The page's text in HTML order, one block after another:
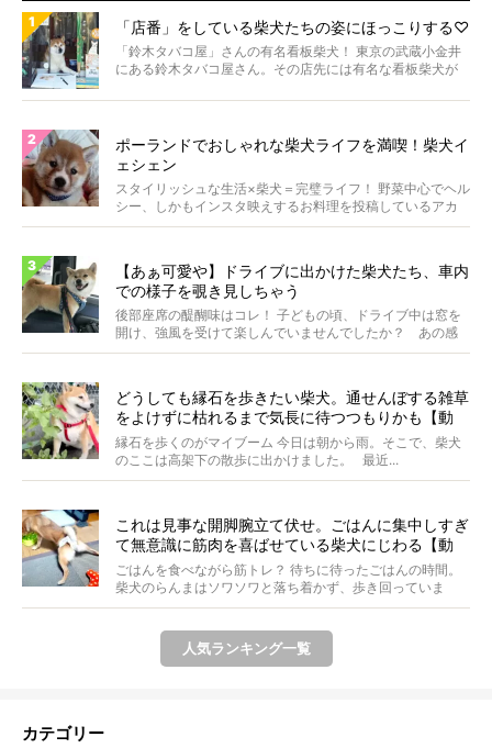
「店番」をしている柴犬たちの姿にほっこりする♡
「鈴木タバコ屋」さんの有名看板柴犬！ 東京の武蔵小金井
にある鈴木タバコ屋さん。その店先には有名な看板柴犬が
ポーランドでおしゃれな柴犬ライフを満喫！柴犬イ
ェシェン
スタイリッシュな生活×柴犬＝完璧ライフ！ 野菜中心でヘル
シー、しかもインスタ映えするお料理を投稿しているアカ
ウ...
【あぁ可愛や】ドライブに出かけた柴犬たち、車内
での様子を覗き見しちゃう
後部座席の醍醐味はコレ！ 子どもの頃、ドライブ中は窓を
開け、強風を受けて楽しんでいませんでしたか？ あの感
じが...
どうしても縁石を歩きたい柴犬。通せんぼする雑草
をよけずに枯れるまで気長に待つつもりかも【動
画】
縁石を歩くのがマイブーム 今日は朝から雨。そこで、柴犬
のここは高架下の散歩に出かけました。 最近...
これは見事な開脚腕立て伏せ。ごはんに集中しすぎ
て無意識に筋肉を喜ばせている柴犬にじわる【動
画】
ごはんを食べながら筋トレ？ 待ちに待ったごはんの時間。
柴犬のらんまはソワソワと落ち着かず、歩き回っていま
す。き...
人気ランキング一覧
カテゴリー